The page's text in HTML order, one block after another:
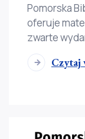
Pomorska
oferuje
zwarte
Czytaj